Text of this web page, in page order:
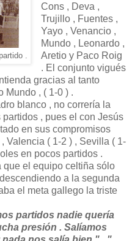
.
Cons , Deva ,
Trujillo , Fuentes ,
Yayo , Venancio ,
Mundo , Leonardo ,
Aretio y Paco Roig
. El conjunto vigués
gracias al tanto
Mundo , ( 1-0 ) .
blanco , no correría la
, pues el con Jesús
en sus compromisos
Valencia ( 1-2 ) , Sevilla ( 1-
en pocos partidos .
que el equipo celtiña sólo
a la segunda
el meta gallego la triste
partidos nadie quería
presión . Salíamos